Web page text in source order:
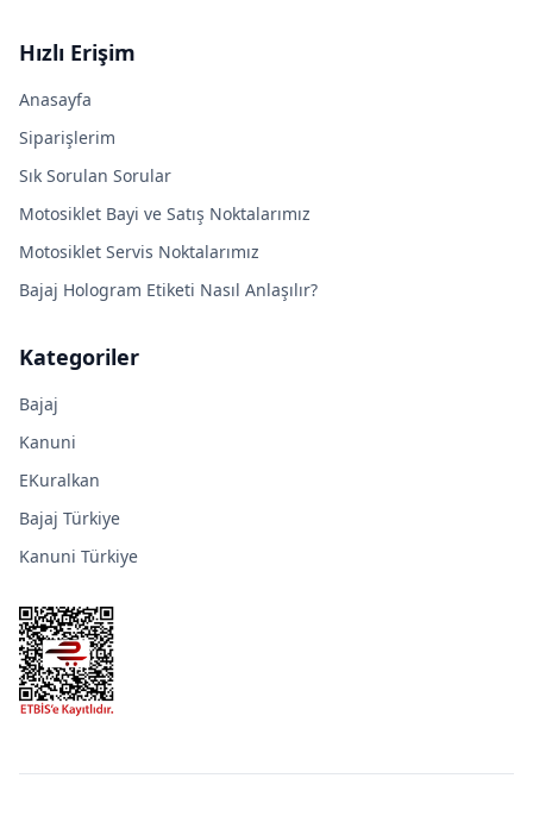
Hızlı Erişim
Anasayfa
Siparişlerim
Sık Sorulan Sorular
Motosiklet Bayi ve Satış Noktalarımız
Motosiklet Servis Noktalarımız
Bajaj Hologram Etiketi Nasıl Anlaşılır?
Kategoriler
Bajaj
Kanuni
EKuralkan
Bajaj Türkiye
Kanuni Türkiye